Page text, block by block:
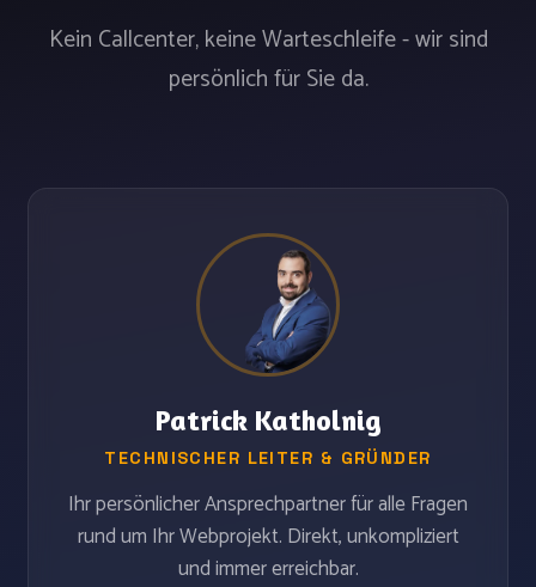
Kein Callcenter, keine Warteschleife - wir sind
persönlich für Sie da.
Patrick Katholnig
TECHNISCHER LEITER & GRÜNDER
Ihr persönlicher Ansprechpartner für alle Fragen
rund um Ihr Webprojekt. Direkt, unkompliziert
und immer erreichbar.